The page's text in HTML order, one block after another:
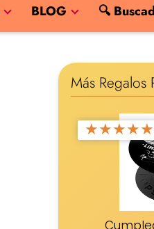
BLOG 🔍
Más Regalos
★★★★★